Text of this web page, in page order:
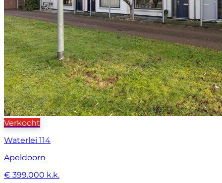
Verkocht
Waterlei 114
Apeldoorn
€ 399.000 k.k.